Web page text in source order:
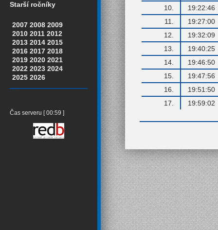
Starší ročníky
2007 2008 2009
2010 2011 2012
2013 2014 2015
2016 2017 2018
2019 2020 2021
2022 2023 2024
2025 2026
Čas serveru [ 00:59 ]
10.
19:22:46
11.
19:27:00
12.
19:32:09
13.
19:40:25
14.
19:46:50
15.
19:47:56
16.
19:51:50
17.
19:59:02